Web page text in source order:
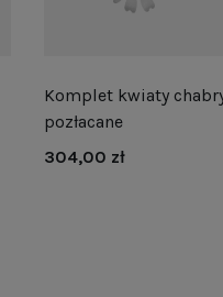
Komplet kwiaty
pozłacane
304,00 zł